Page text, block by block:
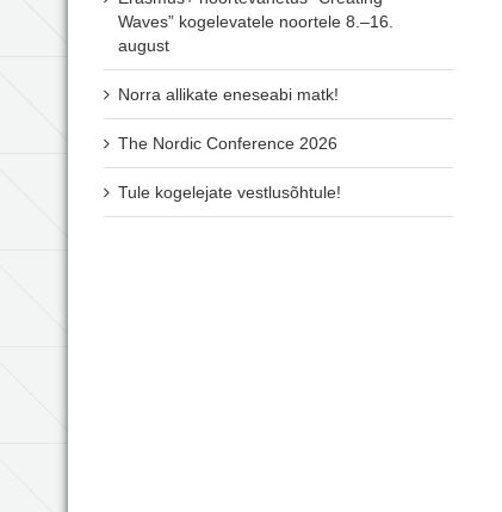
Waves” kogelevatele noortele 8.–16.
august
Norra allikate eneseabi matk!
The Nordic Conference 2026
Tule kogelejate vestlusõhtule!